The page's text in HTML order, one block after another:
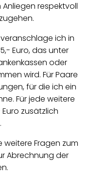
respektvoll
ich in
Euro, das unter
oder
wird. Für Paare
für die ich ein
Für jede weitere
zusätzlich
weitere Fragen zum
Abrechnung der